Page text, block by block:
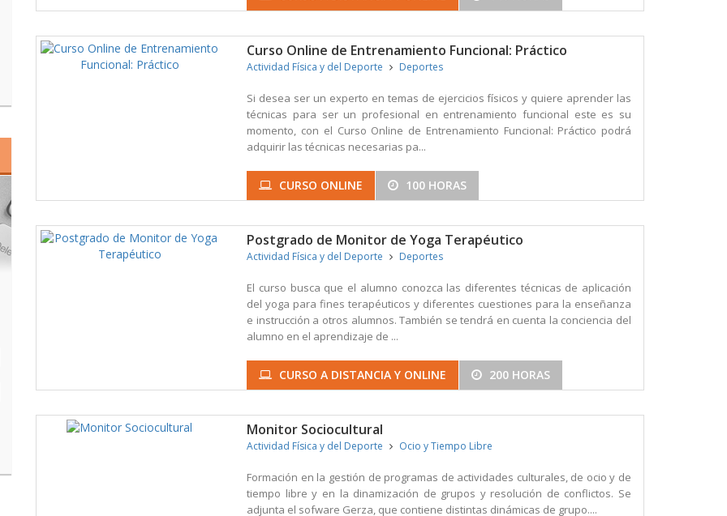
Curso Online de Entrenamiento Funcional: Práctico
Actividad Física y del Deporte Deportes
Si desea ser un experto en temas de ejercicios físicos y quiere aprender las
técnicas para ser un profesional en entrenamiento funcional este es su
momento, con el Curso Online de Entrenamiento Funcional: Práctico podrá
adquirir las técnicas necesarias pa...
CURSO ONLINE 100 HORAS
Postgrado de Monitor de Yoga Terapéutico
Actividad Física y del Deporte Deportes
El curso busca que el alumno conozca las diferentes técnicas de aplicación
del yoga para fines terapéuticos y diferentes cuestiones para la enseñanza
e instrucción a otros alumnos. También se tendrá en cuenta la conciencia del
alumno en el aprendizaje de ...
CURSO A DISTANCIA Y ONLINE 200 HORAS
Monitor Sociocultural
Actividad Física y del Deporte Ocio y Tiempo Libre
Formación en la gestión de programas de actividades culturales, de ocio y de
tiempo libre y en la dinamización de grupos y resolución de conflictos. Se
adjunta el sofware Gerza, que contiene distintas dinámicas de grupo....